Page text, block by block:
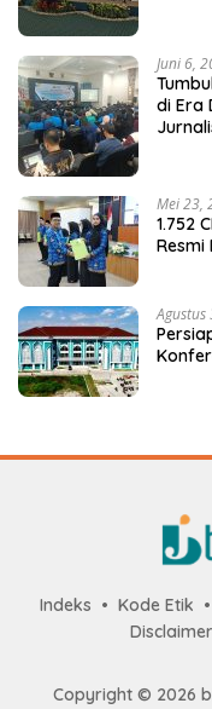
Juni 6,
di Era
Mei 23,
1.752
Resmi
Indeks Kode Etik
Disclaimer
Copyright © 2026